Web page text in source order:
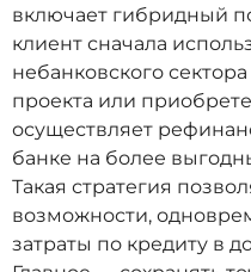
включает гибридный
клиент сначала
небанковского
проекта или
осуществляет
банке на более
Такая стратегия
возможности,
затраты по кредиту в